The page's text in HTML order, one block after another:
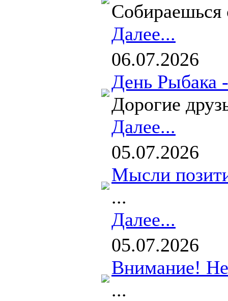
Собираешься
Далее...
06.07.2026
День Рыбака
Дорогие
Далее...
05.07.2026
Мысли
...
Далее...
05.07.2026
Внимание! Не
...